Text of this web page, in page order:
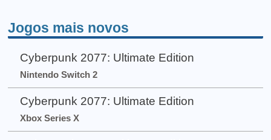
Jogos mais novos
Cyberpunk 2077: Ultimate Edition
Nintendo Switch 2
Cyberpunk 2077: Ultimate Edition
Xbox Series X